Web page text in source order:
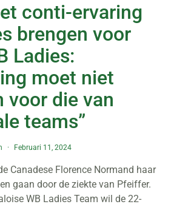
conti-ervaring
brengen voor
Ladies:
moet niet
voor die van
teams”
Februari 11, 2024
Canadese Florence Normand haar
gaan door de ziekte van Pfeiffer.
WB Ladies Team wil de 22-